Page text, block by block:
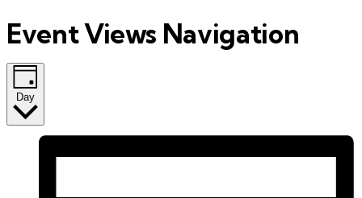
Event Views Navigation
Day